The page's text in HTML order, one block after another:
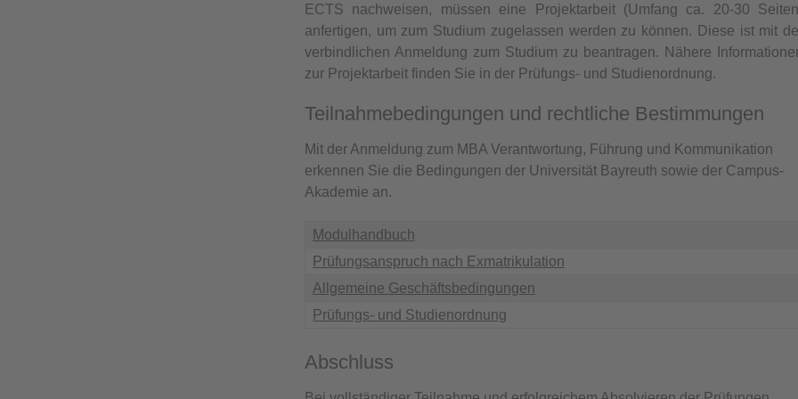
ECTS nachweisen, müssen eine Projektarbeit (Umfang ca. 20-30
anfertigen, um zum Studium zugelassen werden zu können. Diese ist mit
verbindlichen Anmeldung zum Studium zu beantragen. Nähere
zur Projektarbeit finden Sie in der Prüfungs- und Studienordnung.
Teilnahmebedingungen und rechtliche Bestimmungen
Mit der Anmeldung zum MBA Verantwortung, Führung und Kommunikation
erkennen Sie die Bedingungen der Universität Bayreuth sowie der Campus-
Akademie an.
Modulhandbuch
Prüfungsanspruch nach Exmatrikulation
Allgemeine Geschäftsbedingungen
Prüfungs- und Studienordnung
Abschluss